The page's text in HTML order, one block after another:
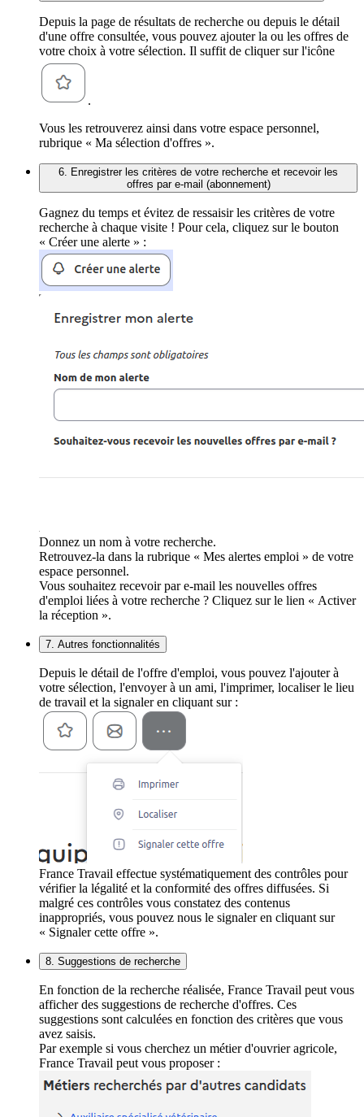
Depuis la page de résultats de recherche ou depuis le détail
d'une offre consultée, vous pouvez ajouter la ou les offres de
votre choix à votre sélection. Il suffit de cliquer sur l'icône
.
Vous les retrouverez ainsi dans votre espace personnel,
rubrique « Ma sélection d'offres ».
6. Enregistrer les critères de votre recherche et recevoir les
offres par e-mail (abonnement)
Gagnez du temps et évitez de ressaisir les critères de votre
recherche à chaque visite ! Pour cela, cliquez sur le bouton
« Créer une alerte » :
Donnez un nom à votre recherche.
Retrouvez-la dans la rubrique « Mes alertes emploi » de votre
espace personnel.
Vous souhaitez recevoir par e-mail les nouvelles offres
d'emploi liées à votre recherche ? Cliquez sur le lien « Activer
la réception ».
7. Autres fonctionnalités
Depuis le détail de l'offre d'emploi, vous pouvez l'ajouter à
votre sélection, l'envoyer à un ami, l'imprimer, localiser le lieu
de travail et la signaler en cliquant sur :
France Travail effectue systématiquement des contrôles pour
vérifier la légalité et la conformité des offres diffusées. Si
malgré ces contrôles vous constatez des contenus
inappropriés, vous pouvez nous le signaler en cliquant sur
« Signaler cette offre ».
8. Suggestions de recherche
En fonction de la recherche réalisée, France Travail peut vous
afficher des suggestions de recherche d'offres. Ces
suggestions sont calculées en fonction des critères que vous
avez saisis.
Par exemple si vous cherchez un métier d'ouvrier agricole,
France Travail peut vous proposer :